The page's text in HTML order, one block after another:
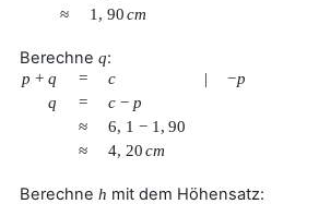
≈
1 , 90cm
Berechne q:
p + q = c | −p
q
= c − p
≈
6, 1 − 1 , 90
≈
4, 20cm
Berechne h mit dem Höhensatz: